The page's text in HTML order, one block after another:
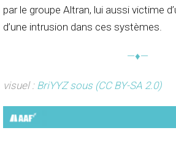
par le groupe Altran, lui aussi victime
d’une intrusion dans ces systèmes.
—♦—
visuel : BriYYZ sous (CC BY-SA 2.0)